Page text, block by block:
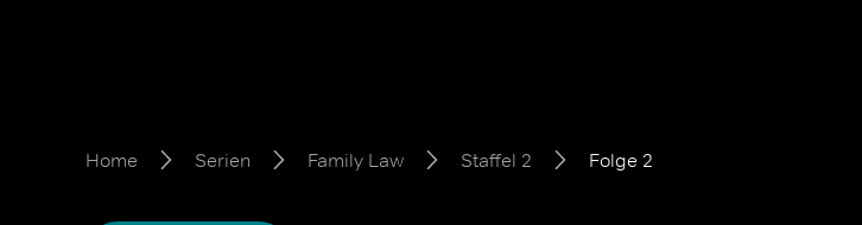
Home Serien Family Law Staffel 2 Folge 2